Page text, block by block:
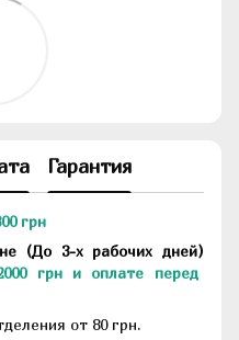
Гарантия
грн
(До 3-х рабочих дней)
грн и оплате перед
от 80 грн.